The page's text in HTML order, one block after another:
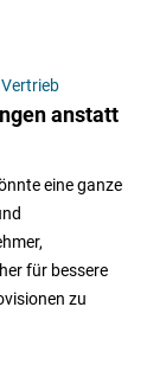
anstatt
eine ganze
für bessere
zu